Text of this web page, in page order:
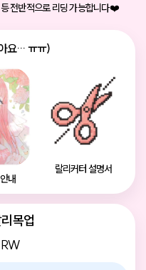
전반적으로 리딩 가능합니다❤️
요… ㅠㅠ)
내
랄리커터 설명서
목업